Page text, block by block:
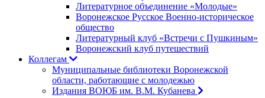
Литературное объединение «Молодые»
Воронежское Русское Военно-историческое
общество
Литературный клуб «Встречи с Пушкиным»
Воронежский клуб путешествий
Коллегам
Муниципальные библиотеки Воронежской
области, работающие с молодежью
Издания ВОЮБ им. В.М. Кубанева